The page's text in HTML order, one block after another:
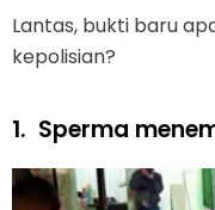
Lantas, bukti baru
kepolisian?
1. Sperma